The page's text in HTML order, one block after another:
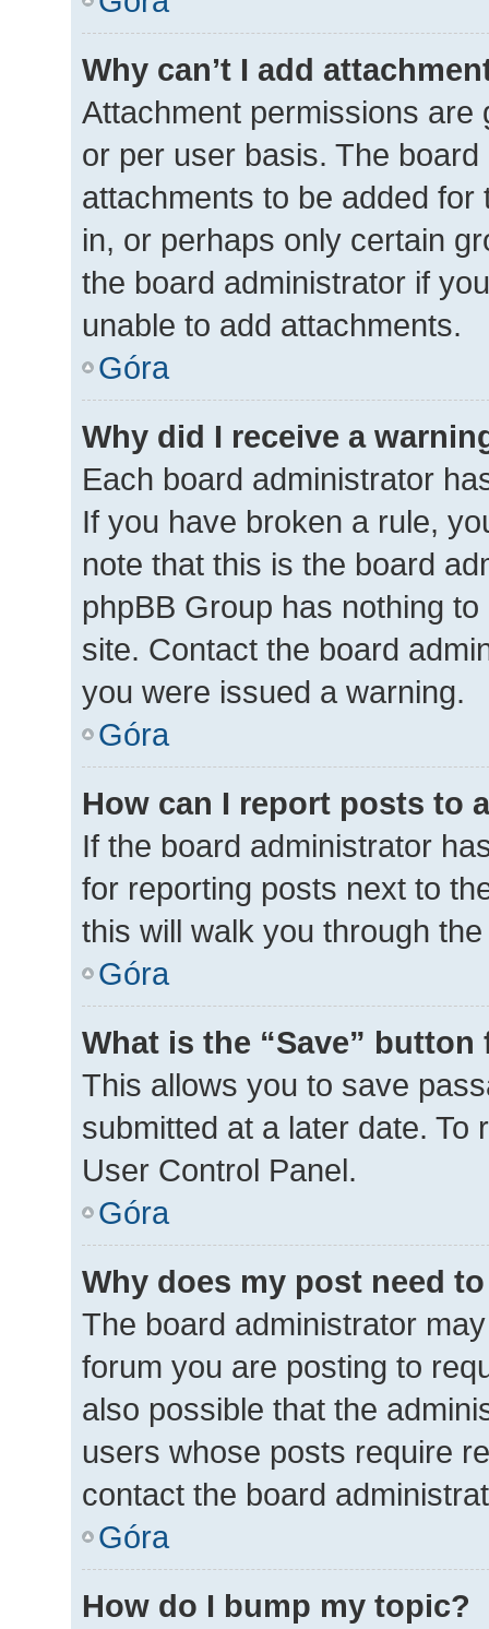
Why can’t I add
Attachment permissions
or per user basis. The
attachments to be added
in, or perhaps only certain
the board administrator if
unable to add attachments.
Góra
Why did I receive a
Each board administrator
If you have broken a rule,
note that this is the board
phpBB Group has nothing
site. Contact the board
you were issued a warning.
Góra
How can I report posts to
If the board administrator
for reporting posts next to
this will walk you through
Góra
What is the “Save”
This allows you to save
submitted at a later date.
User Control Panel.
Góra
Why does my post need
The board administrator
forum you are posting to
also possible that the
users whose posts require
contact the board
Góra
How do I bump my topic?